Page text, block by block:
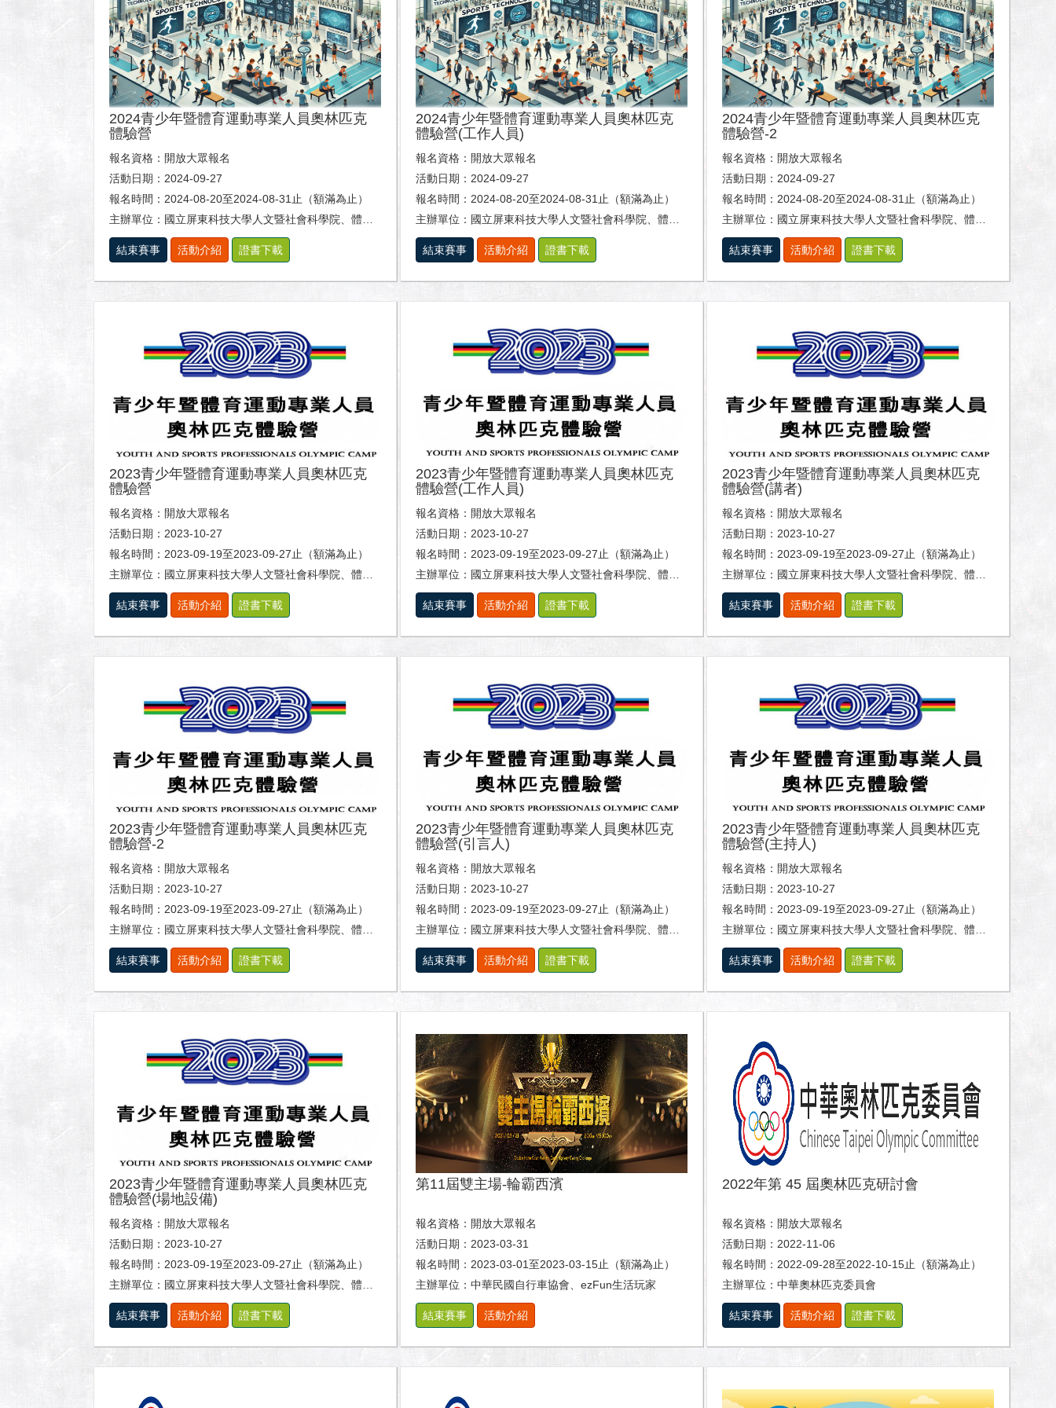
2024青少年暨體育運動專業人員奧林匹克
體驗營
報名資格：開放大眾報名
活動日期：2024-09-27
報名時間：2024-08-20至2024-08-31止（額滿為止）
主辦單位：國立屏東科技大學人文暨社會科學院、體育室及休閒運動健康系。
結束賽事 活動介紹 證書下載
2024青少年暨體育運動專業人員奧林匹克
體驗營(工作人員)
報名資格：開放大眾報名
活動日期：2024-09-27
報名時間：2024-08-20至2024-08-31止（額滿為止）
主辦單位：國立屏東科技大學人文暨社會科學院、體育室及休閒運動健康系。
結束賽事 活動介紹 證書下載
2024青少年暨體育運動專業人員奧林匹克
體驗營-2
報名資格：開放大眾報名
活動日期：2024-09-27
報名時間：2024-08-20至2024-08-31止（額滿為止）
主辦單位：國立屏東科技大學人文暨社會科學院、體育室及休閒運動健康系。
結束賽事 活動介紹 證書下載
2023青少年暨體育運動專業人員奧林匹克
體驗營
報名資格：開放大眾報名
活動日期：2023-10-27
報名時間：2023-09-19至2023-09-27止（額滿為止）
主辦單位：國立屏東科技大學人文暨社會科學院、體育室及休閒運動健康系。
結束賽事 活動介紹 證書下載
2023青少年暨體育運動專業人員奧林匹克
體驗營(工作人員)
報名資格：開放大眾報名
活動日期：2023-10-27
報名時間：2023-09-19至2023-09-27止（額滿為止）
主辦單位：國立屏東科技大學人文暨社會科學院、體育室及休閒運動健康系。
結束賽事 活動介紹 證書下載
2023青少年暨體育運動專業人員奧林匹克
體驗營(講者)
報名資格：開放大眾報名
活動日期：2023-10-27
報名時間：2023-09-19至2023-09-27止（額滿為止）
主辦單位：國立屏東科技大學人文暨社會科學院、體育室及休閒運動健康系。
結束賽事 活動介紹 證書下載
2023青少年暨體育運動專業人員奧林匹克
體驗營-2
報名資格：開放大眾報名
活動日期：2023-10-27
報名時間：2023-09-19至2023-09-27止（額滿為止）
主辦單位：國立屏東科技大學人文暨社會科學院、體育室及休閒運動健康系。
結束賽事 活動介紹 證書下載
2023青少年暨體育運動專業人員奧林匹克
體驗營(引言人)
報名資格：開放大眾報名
活動日期：2023-10-27
報名時間：2023-09-19至2023-09-27止（額滿為止）
主辦單位：國立屏東科技大學人文暨社會科學院、體育室及休閒運動健康系。
結束賽事 活動介紹 證書下載
2023青少年暨體育運動專業人員奧林匹克
體驗營(主持人)
報名資格：開放大眾報名
活動日期：2023-10-27
報名時間：2023-09-19至2023-09-27止（額滿為止）
主辦單位：國立屏東科技大學人文暨社會科學院、體育室及休閒運動健康系。
結束賽事 活動介紹 證書下載
2023青少年暨體育運動專業人員奧林匹克
體驗營(場地設備)
報名資格：開放大眾報名
活動日期：2023-10-27
報名時間：2023-09-19至2023-09-27止（額滿為止）
主辦單位：國立屏東科技大學人文暨社會科學院、體育室及休閒運動健康系。
結束賽事 活動介紹 證書下載
第11屆雙主場-輪霸西濱
報名資格：開放大眾報名
活動日期：2023-03-31
報名時間：2023-03-01至2023-03-15止（額滿為止）
主辦單位：中華民國自行車協會、ezFun生活玩家
結束賽事 活動介紹
2022年第 45 屆奧林匹克研討會
報名資格：開放大眾報名
活動日期：2022-11-06
報名時間：2022-09-28至2022-10-15止（額滿為止）
主辦單位：中華奧林匹克委員會
結束賽事 活動介紹 證書下載